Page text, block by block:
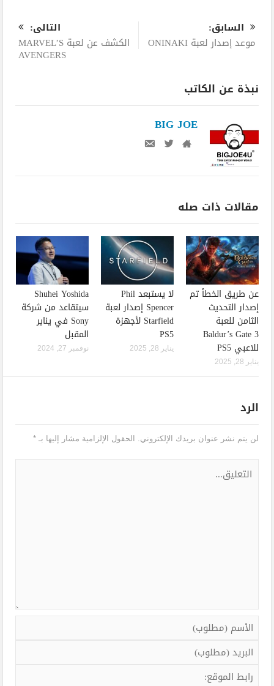
السابق:
موعد إصدار لعبة ONINAKI
التالى:
الكشف عن لعبة MARVEL’S
AVENGERS
نبذة عن الكاتب
BIG JOE
مقالات ذات صله
عن طريق الخطأ تم
إصدار التحديث
الثامن للعبة
Baldur’s Gate 3
للاعبي PS5
يناير 28, 2025
لا يستبعد Phil
Spencer إصدار لعبة
Starfield لأجهزة
PS5
يناير 28, 2025
Shuhei Yoshida
سيتقاعد من شركة
Sony في يناير
المقبل
نوفمبر 27, 2024
الرد
لن يتم نشر عنوان بريدك الإلكتروني. الحقول الإلزامية مشار إليها بـ*